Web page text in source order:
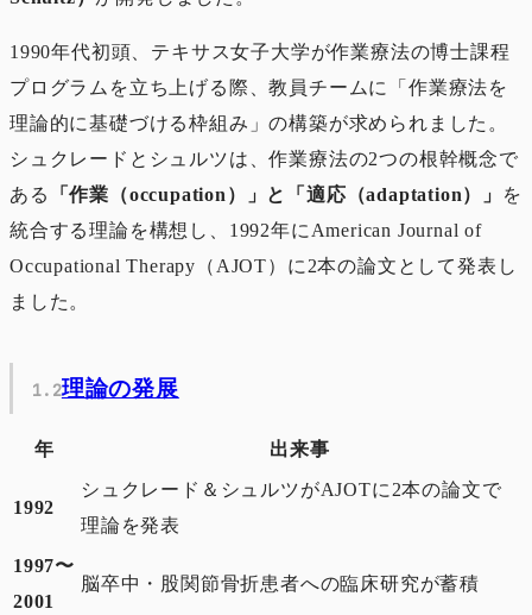
1990年代初頭、テキサス女子大学が作業療法の博士課程
プログラムを立ち上げる際、教員チームに「作業療法を
理論的に基礎づける枠組み」の構築が求められました。
シュクレードとシュルツは、作業療法の2つの根幹概念で
ある
「作業（occupation）」と「適応（adaptation）」
を
統合する理論を構想し、1992年にAmerican Journal of
Occupational Therapy（AJOT）に2本の論文として発表し
ました。
理論の発展
年 出来事
1992
シュクレード＆シュルツがAJOTに2本の論文で
理論を発表
1997〜
2001
脳卒中・股関節骨折患者への臨床研究が蓄積